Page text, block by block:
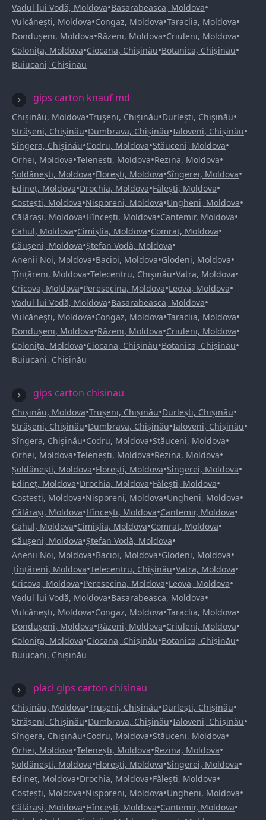
Vadul lui Vodă, Moldova•Basarabeasca, Moldova•
Vulcănești, Moldova•Congaz, Moldova•Taraclia, Moldova•
Dondușeni, Moldova•Răzeni, Moldova•Criuleni, Moldova•
Colonița, Moldova•Ciocana, Chișinău•Botanica, Chișinău•
Buiucani, Chișinău
gips carton knauf md
Chișinău, Moldova•Trușeni, Chișinău•Durlești, Chișinău•
Strășeni, Chișinău•Dumbrava, Chișinău•Ialoveni, Chișinău•
Sîngera, Chișinău•Codru, Moldova•Stăuceni, Moldova•
Orhei, Moldova•Telenești, Moldova•Rezina, Moldova•
Șoldănești, Moldova•Florești, Moldova•Sîngerei, Moldova•
Edineț, Moldova•Drochia, Moldova•Fălești, Moldova•
Costești, Moldova•Nisporeni, Moldova•Ungheni, Moldova•
Călărași, Moldova•Hîncești, Moldova•Cantemir, Moldova•
Cahul, Moldova•Cimișlia, Moldova•Comrat, Moldova•
Căușeni, Moldova•Ștefan Vodă, Moldova•
Anenii Noi, Moldova•Bacioi, Moldova•Glodeni, Moldova•
Țînțăreni, Moldova•Telecentru, Chișinău•Vatra, Moldova•
Cricova, Moldova•Peresecina, Moldova•Leova, Moldova•
Vadul lui Vodă, Moldova•Basarabeasca, Moldova•
Vulcănești, Moldova•Congaz, Moldova•Taraclia, Moldova•
Dondușeni, Moldova•Răzeni, Moldova•Criuleni, Moldova•
Colonița, Moldova•Ciocana, Chișinău•Botanica, Chișinău•
Buiucani, Chișinău
gips carton chisinau
Chișinău, Moldova•Trușeni, Chișinău•Durlești, Chișinău•
Strășeni, Chișinău•Dumbrava, Chișinău•Ialoveni, Chișinău•
Sîngera, Chișinău•Codru, Moldova•Stăuceni, Moldova•
Orhei, Moldova•Telenești, Moldova•Rezina, Moldova•
Șoldănești, Moldova•Florești, Moldova•Sîngerei, Moldova•
Edineț, Moldova•Drochia, Moldova•Fălești, Moldova•
Costești, Moldova•Nisporeni, Moldova•Ungheni, Moldova•
Călărași, Moldova•Hîncești, Moldova•Cantemir, Moldova•
Cahul, Moldova•Cimișlia, Moldova•Comrat, Moldova•
Căușeni, Moldova•Ștefan Vodă, Moldova•
Anenii Noi, Moldova•Bacioi, Moldova•Glodeni, Moldova•
Țînțăreni, Moldova•Telecentru, Chișinău•Vatra, Moldova•
Cricova, Moldova•Peresecina, Moldova•Leova, Moldova•
Vadul lui Vodă, Moldova•Basarabeasca, Moldova•
Vulcănești, Moldova•Congaz, Moldova•Taraclia, Moldova•
Dondușeni, Moldova•Răzeni, Moldova•Criuleni, Moldova•
Colonița, Moldova•Ciocana, Chișinău•Botanica, Chișinău•
Buiucani, Chișinău
placi gips carton chisinau
Chișinău, Moldova•Trușeni, Chișinău•Durlești, Chișinău•
Strășeni, Chișinău•Dumbrava, Chișinău•Ialoveni, Chișinău•
Sîngera, Chișinău•Codru, Moldova•Stăuceni, Moldova•
Orhei, Moldova•Telenești, Moldova•Rezina, Moldova•
Șoldănești, Moldova•Florești, Moldova•Sîngerei, Moldova•
Edineț, Moldova•Drochia, Moldova•Fălești, Moldova•
Costești, Moldova•Nisporeni, Moldova•Ungheni, Moldova•
Călărași, Moldova•Hîncești, Moldova•Cantemir, Moldova•